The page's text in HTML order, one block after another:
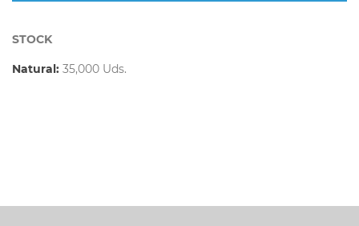
STOCK
Natural: 35,000 Uds.